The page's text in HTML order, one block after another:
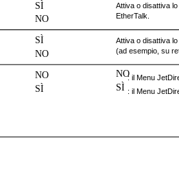
SÌ
NO
Attiva o disattiva
EtherTalk.
SÌ
NO
Attiva o disattiva
(ad esempio, su
NO
SÌ
NO: il Menu
SÌ : il Menu